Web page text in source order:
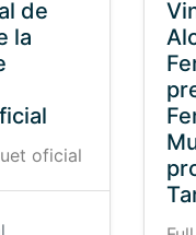
de
la
oficial